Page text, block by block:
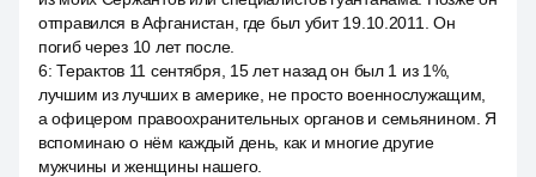
отправился в Афганистан, где был убит 19.10.2011. Он
погиб через 10 лет после.
6:Терактов 11 сентября, 15 лет назад он был 1 из 1%,
лучшим из лучших в америке, не просто военнослужащим,
а офицером правоохранительных органов и семьянином. Я
вспоминаю о нём каждый день, как и многие другие
мужчины и женщины нашего.